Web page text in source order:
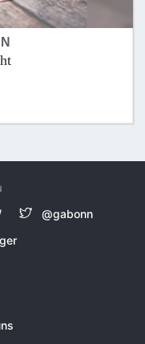
@gabonn